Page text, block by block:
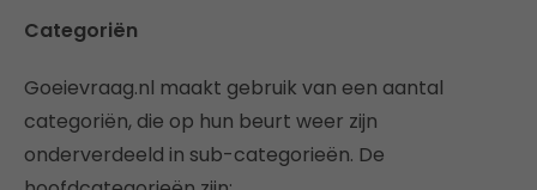
Categoriën
Goeievraag.nl maakt gebruik van een aantal
categoriën, die op hun beurt weer zijn
onderverdeeld in sub-categorieën. De